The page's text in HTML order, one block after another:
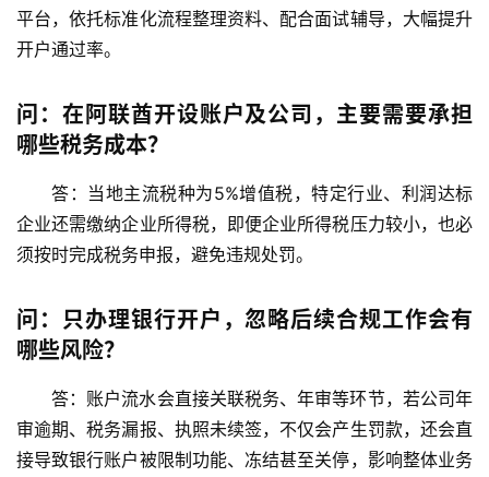
平台，依托标准化流程整理资料、配合面试辅导，大幅提升
开户通过率。
问：在阿联酋开设账户及公司，主要需要承担
哪些税务成本？
答：当地主流税种为5%增值税 ，特定行业、利润达标
企业还需缴纳企业所得税，即便企业所得税压力较小，也必
须按时完成税务申报，避免违规处罚。
问：只办理银行开户，忽略后续合规工作会有
哪些风险？
答：账户流水会直接关联税务、年审等环节，若公司年
审逾期、税务漏报、执照未续签，不仅会产生罚款，还会直
接导致银行账户被限制功能、冻结甚至关停，影响整体业务